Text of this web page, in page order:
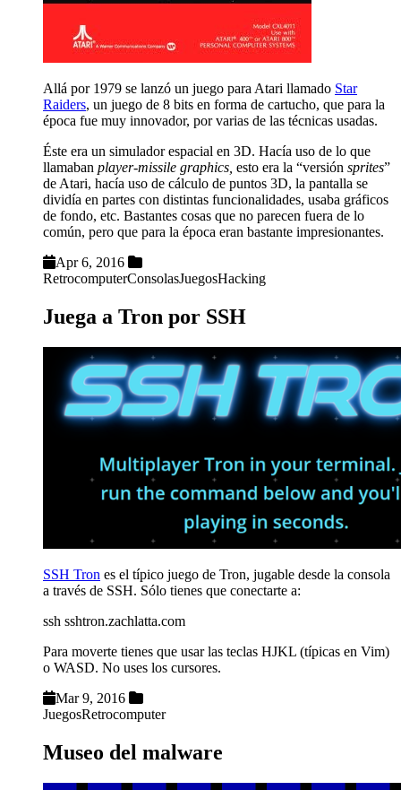
Allá por 1979 se lanzó un juego para Atari llamado Star
Raiders, un juego de 8 bits en forma de cartucho, que para la
época fue muy innovador, por varias de las técnicas usadas.
Éste era un simulador espacial en 3D. Hacía uso de lo que
llamaban player-missile graphics, esto era la “versión sprites”
de Atari, hacía uso de cálculo de puntos 3D, la pantalla se
dividía en partes con distintas funcionalidades, usaba gráficos
de fondo, etc. Bastantes cosas que no parecen fuera de lo
común, pero que para la época eran bastante impresionantes.
Apr 6, 2016
RetrocomputerConsolasJuegosHacking
Juega a Tron por SSH
SSH Tron es el típico juego de Tron, jugable desde la consola
a través de SSH. Sólo tienes que conectarte a:
ssh sshtron.zachlatta.com
Para moverte tienes que usar las teclas HJKL (típicas en Vim)
o WASD. No uses los cursores.
Mar 9, 2016
JuegosRetrocomputer
Museo del malware